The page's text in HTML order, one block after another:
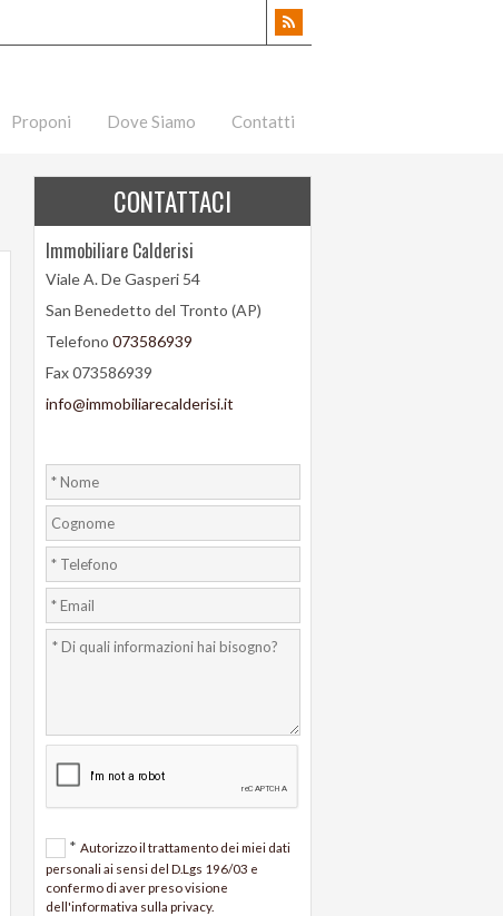
Proponi Dove Siamo Contatti
CONTATTACI
Immobiliare Calderisi
Viale A. De Gasperi 54
San Benedetto del Tronto (AP)
Telefono 073586939
Fax 073586939
info@immobiliarecalderisi.it
* Autorizzo il trattamento dei miei dati
personali ai sensi del D.Lgs 196/03 e
confermo di aver preso visione
dell'informativa sulla privacy.